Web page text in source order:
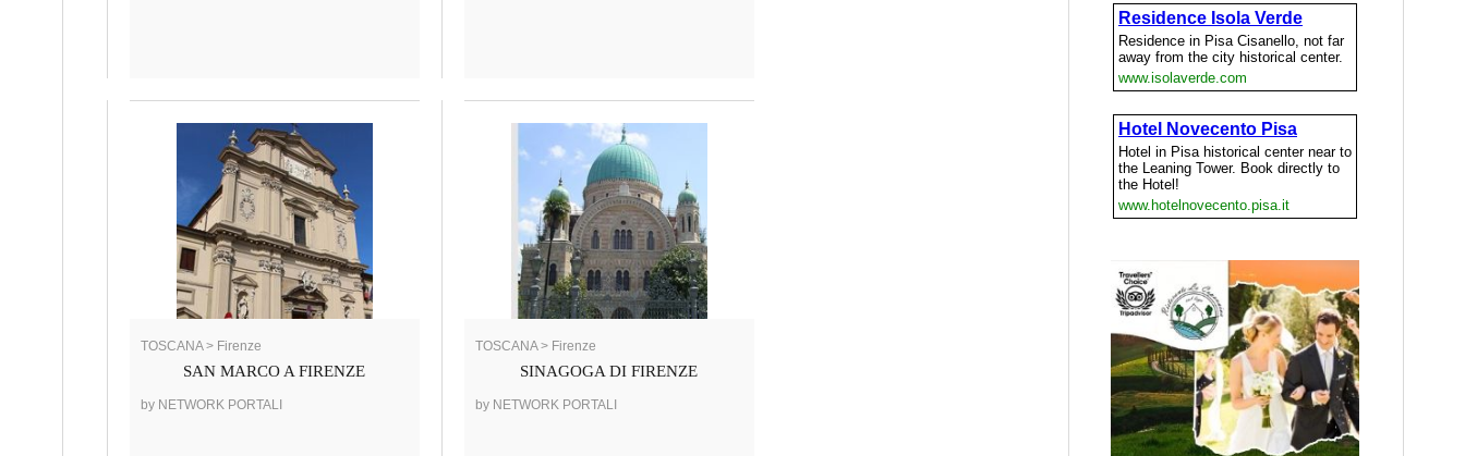
TOSCANA > Firenze
SAN MARCO A FIRENZE
by NETWORK PORTALI
TOSCANA > Firenze
SINAGOGA DI FIRENZE
by NETWORK PORTALI